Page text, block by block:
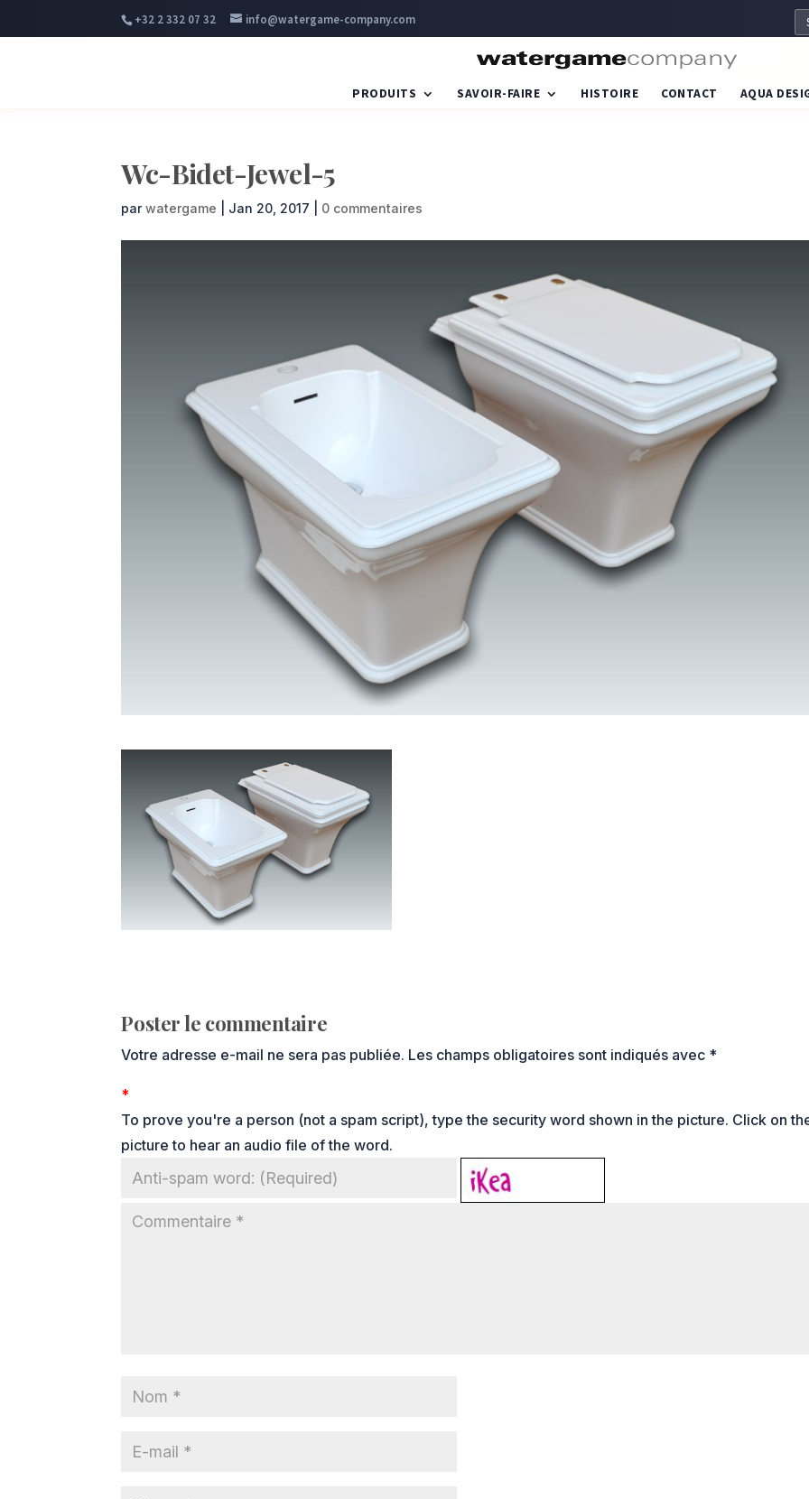
+32 2 332 07 32 info@watergame-company.com
PRODUITS SAVOIR-FAIRE HISTOIRE CONTACT AQUA
Wc-Bidet-Jewel-5
parwatergame Jan 20, 2017 0 commentaires
Poster le commentaire
Votre adresse e-mail ne sera pas publiée. Les champs obligatoires sont indiqués avec *
*
To prove you're a person (not a spam script), type the security word shown in the picture. Click on
picture to hear an audio file of the word.